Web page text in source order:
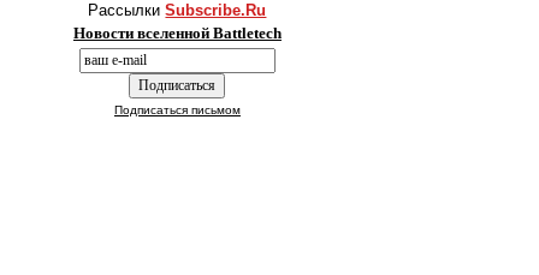
РассылкиSubscribe.Ru
Новости вселенной Battletech
Подписаться письмом